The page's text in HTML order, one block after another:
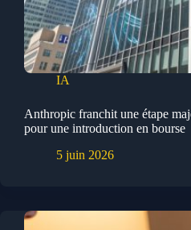
IA
Anthropic franchit une étape
pour une introduction en bourse
5 juin 2026